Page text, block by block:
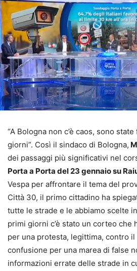
“A Bologna non c’è caos, sono
giorni”. Così il sindaco di Bologna,
dei passaggi più significativi nel
Porta a Porta del 23 gennaio su
Vespa per affrontare il tema del
Città 30, il primo cittadino ha
tutte le strade e le abbiamo scelte
primi giorni c’è stato un corteo che
per una protesta, legittima, contro il
confusione per una marea di false
informazioni errate delle strade in